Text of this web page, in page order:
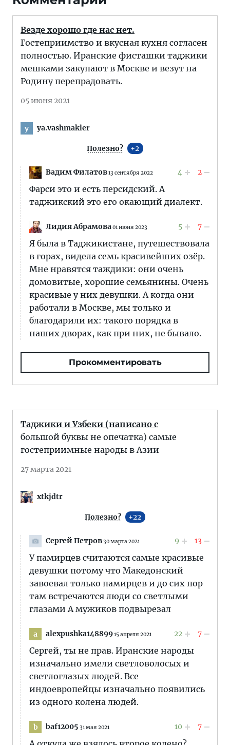
Везде хорошо где нас нет.
Гостеприимство и вкусная кухня согласен
полностью. Иранские фисташки таджики
мешками закупают в Москве и везут на
Родину перепрадовать.
05 июня 2021
y ya.vashmakler
Полезно? 2
Вадим Филатов13 сентября 2022 4 2
Фарси это и есть персидский. А
таджикский это его окающий диалект.
Лидия Абрамова01 июня 2023 5 7
Я была в Таджикистане, путешествовала
в горах, видела семь красивейших озёр.
Мне нравятся таждики: они очень
домовитые, хорошие семьянины. Очень
красивые у них девушки. А когда они
работали в Москве, мы только и
благодарили их: такого порядка в
наших дворах, как при них, не бывало.
Прокомментировать
Таджики и Узбеки (написано с
большой буквы не опечатка) самые
гостеприимные народы в Азии
27 марта 2021
xtkjdtr
Полезно? 22
Сергей Петров30 марта 2021 9 13
У памирцев считаются самые красивые
девушки потому что Македонский
завоевал только памирцев и до сих пор
там встречаются люди со светлыми
глазами А мужиков подвырезал
a alexpushka14889915 апреля 2021 22 7
Сергей, ты не прав. Иранские народы
изначально имели светловолосых и
светлоглазых людей. Все
индоевропейцы изначально появились
из одного колена людей.
b baf12005 31 мая 2021 10 7